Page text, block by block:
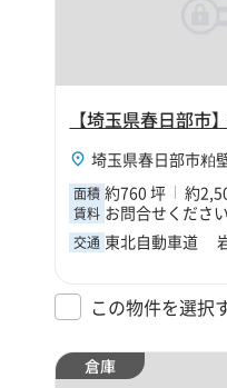
埼玉県春日部市粕
面積 約760 坪 約
賃料 お問合せください
交通 東北自動車道
この物件を選択
倉庫